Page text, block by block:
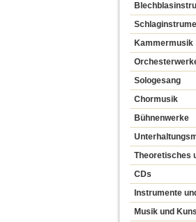
Kammermusik
Sologesang
Chormusik
Bühnenwerke
Theoretisches
CDs
Instrumente
Musik und